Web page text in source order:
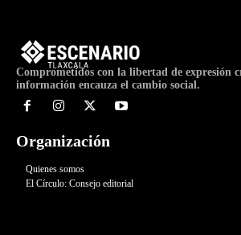
Comprometidos con la libertad de expresión
información encauza el cambio social.
Organización
Quienes somos
El Círculo: Consejo editorial